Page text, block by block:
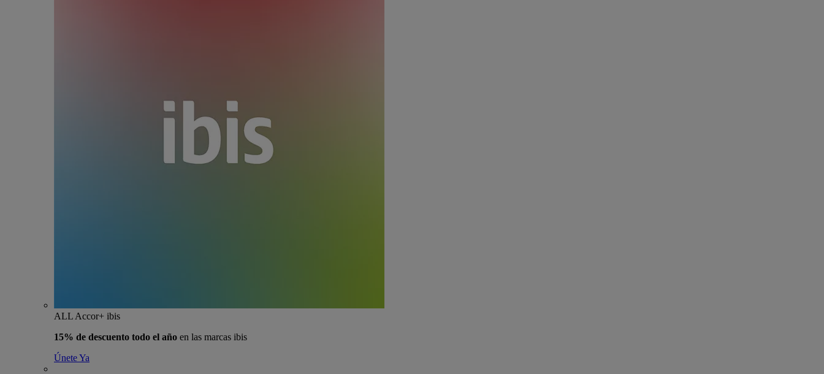
ALL Accor+ ibis
15% de descuento todo el año en las marcas ibis
Únete Ya